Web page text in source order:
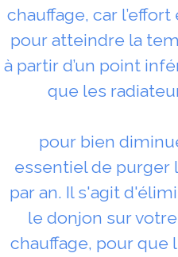
chauffage, car
pour atteindre la
à partir d’un point
que les
pour bien
essentiel de purger
par an. Il s'agit
le donjon sur
chauffage, pour que